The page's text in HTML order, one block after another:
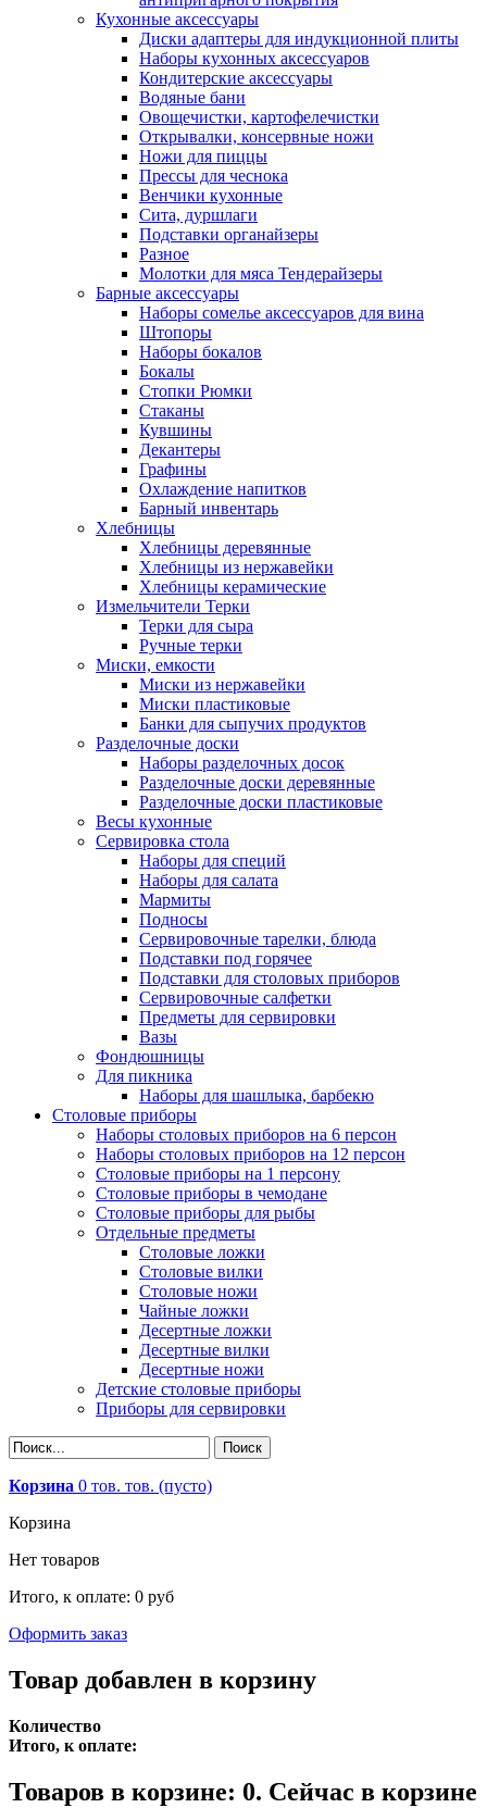
Кухонные аксессуары
Диски адаптеры для индукционной плиты
Наборы кухонных аксессуаров
Кондитерские аксессуары
Водяные бани
Овощечистки, картофелечистки
Открывалки, консервные ножи
Ножи для пиццы
Прессы для чеснока
Венчики кухонные
Сита, дуршлаги
Подставки органайзеры
Разное
Молотки для мяса Тендерайзеры
Барные аксессуары
Наборы сомелье аксессуаров для вина
Штопоры
Наборы бокалов
Бокалы
Стопки Рюмки
Стаканы
Кувшины
Декантеры
Графины
Охлаждение напитков
Барный инвентарь
Хлебницы
Хлебницы деревянные
Хлебницы из нержавейки
Хлебницы керамические
Измельчители Терки
Терки для сыра
Ручные терки
Миски, емкости
Миски из нержавейки
Миски пластиковые
Банки для сыпучих продуктов
Разделочные доски
Наборы разделочных досок
Разделочные доски деревянные
Разделочные доски пластиковые
Весы кухонные
Сервировка стола
Наборы для специй
Наборы для салата
Мармиты
Подносы
Сервировочные тарелки, блюда
Подставки под горячее
Подставки для столовых приборов
Сервировочные салфетки
Предметы для сервировки
Вазы
Фондюшницы
Для пикника
Наборы для шашлыка, барбекю
Столовые приборы
Наборы столовых приборов на 6 персон
Наборы столовых приборов на 12 персон
Столовые приборы на 1 персону
Столовые приборы в чемодане
Столовые приборы для рыбы
Отдельные предметы
Столовые ложки
Столовые вилки
Столовые ножи
Чайные ложки
Десертные ложки
Десертные вилки
Десертные ножи
Детские столовые приборы
Приборы для сервировки
Корзина 0 тов. тов. (пусто)
Корзина
Нет товаров
Итого, к оплате: 0 руб
Оформить заказ
Товар добавлен в корзину
Количество
Итого, к оплате:
Товаров в корзине: 0. Сейчас в корзине